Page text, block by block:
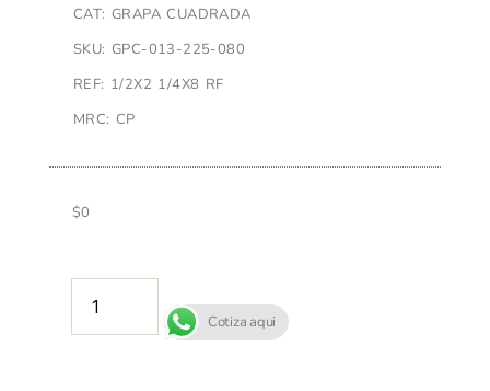
CAT: GRAPA CUADRADA
SKU: GPC-013-225-080
REF: 1/2X2 1/4X8 RF
MRC: CP
$0
Cotiza aqui